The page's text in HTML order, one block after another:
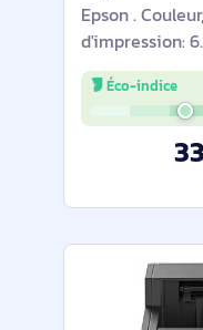
Epson .
d'impression:
5760 x 1440
A ISO
(noir, qualité
Éco-indice